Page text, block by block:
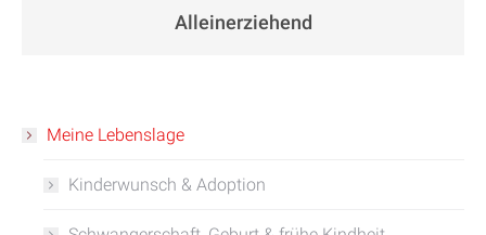
Alleinerziehend
Meine Lebenslage
Kinderwunsch & Adoption